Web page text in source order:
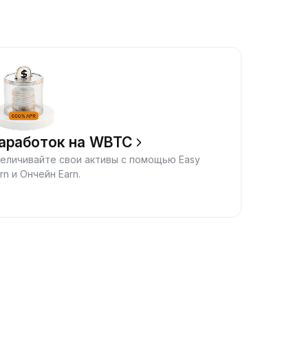
на WBTC
свои активы с помощью Easy
и Ончейн Earn.